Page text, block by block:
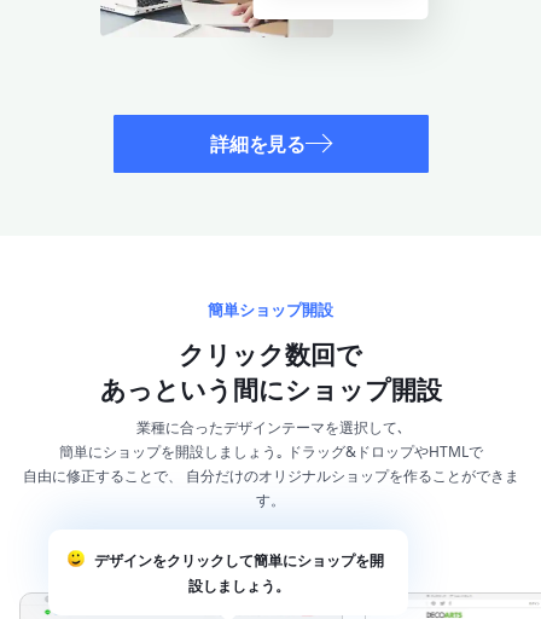
詳細を見る
簡単ショップ開設
クリック数回で
あっという間にショップ開設
業種に合ったデザインテーマを選択して､
簡単にショップを開設しましょう｡ ドラッグ&ドロップやHTMLで
自由に修正することで、 自分だけのオリジナルショップを作ることができま
す。
デザインをクリックして簡単にショップを開
設しましょう。